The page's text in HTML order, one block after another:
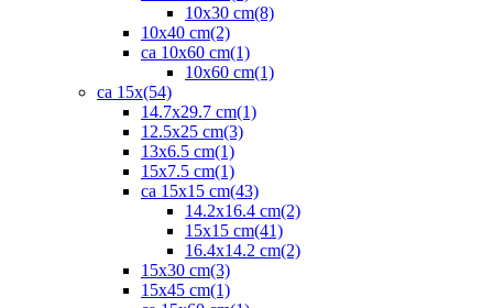
10x30 cm(8)
10x40 cm(2)
ca 10x60 cm(1)
10x60 cm(1)
ca 15x(54)
14.7x29.7 cm(1)
12.5x25 cm(3)
13x6.5 cm(1)
15x7.5 cm(1)
ca 15x15 cm(43)
14.2x16.4 cm(2)
15x15 cm(41)
16.4x14.2 cm(2)
15x30 cm(3)
15x45 cm(1)